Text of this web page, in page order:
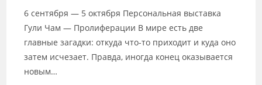
6 сентября — 5 октября Персональная выставка
Гули Чам — Пролиферации В мире есть две
главные загадки: откуда что-то приходит и куда оно
затем исчезает. Правда, иногда конец оказывается
новым…